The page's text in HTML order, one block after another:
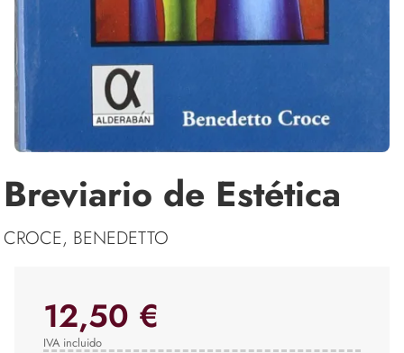
Breviario de Estética
CROCE, BENEDETTO
12,50 €
IVA incluido